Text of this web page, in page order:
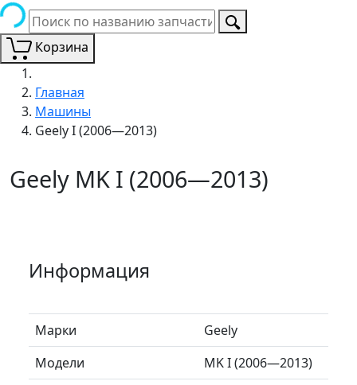
Корзина
Главная
Машины
Geely I (2006—2013)
Geely MK I (2006—2013)
Информация
Марки
Geely
Модели
MK I (2006—2013)